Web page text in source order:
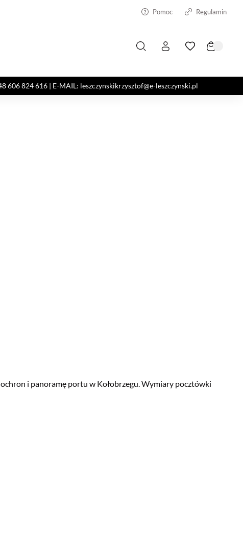
Pomoc Regulamin
606 824 616 | E-MAIL: leszczynskikrzysztof@e-leszczynski.pl
i panoramę portu w Kołobrzegu. Wymiary pocztówki